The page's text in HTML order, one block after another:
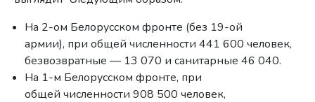
На 2-ом Белорусском фронте (без 19-ой
армии), при общей численности 441 600 человек,
безвозвратные — 13 070 и санитарные 46 040.
На 1-м Белорусском фронте, при
общей численности 908 500 человек,